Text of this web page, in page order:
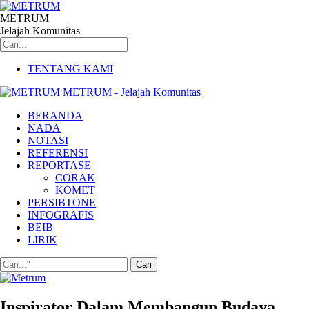
METRUM
Jelajah Komunitas
TENTANG KAMI
METRUM - Jelajah Komunitas
BERANDA
NADA
NOTASI
REFERENSI
REPORTASE
CORAK
KOMET
PERSIBTONE
INFOGRAFIS
BEIB
LIRIK